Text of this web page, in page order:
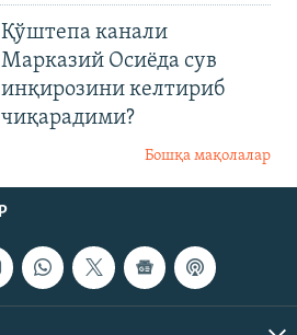
Қўштепа канали
Марказий Осиёда сув
инқирозини келтириб
чиқарадими?
Бошқа мақолалар